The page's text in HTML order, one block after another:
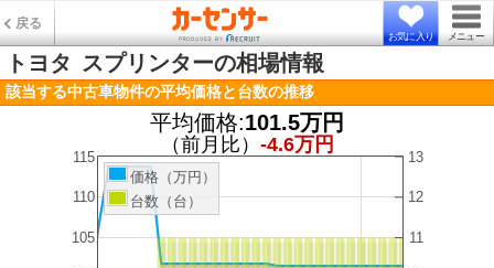
戻る
お気に入り メニュー
トヨタ スプリンターの相場情報
該当する中古車物件の平均価格と台数の推移
平均価格:101.5万円
（前月比） -4.6万円
105
110
115
11
12
13
価格（万円）
台数（台）